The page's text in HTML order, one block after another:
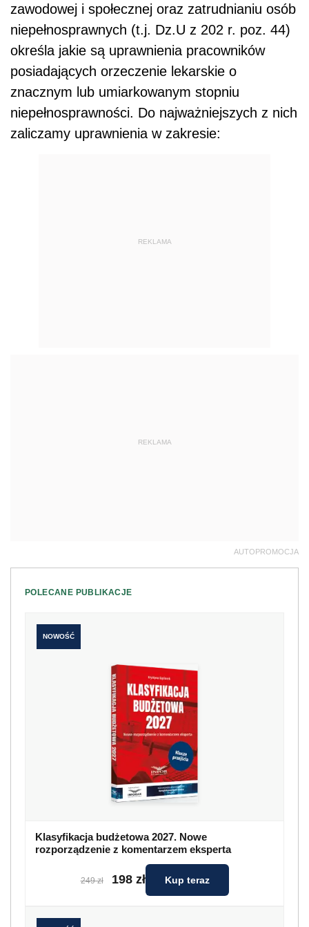
zawodowej i społecznej oraz zatrudnianiu osób
niepełnosprawnych (t.j. Dz.U z 202 r. poz. 44)
określa jakie są uprawnienia pracowników
posiadających orzeczenie lekarskie o
znacznym lub umiarkowanym stopniu
niepełnosprawności. Do najważniejszych z nich
zaliczamy uprawnienia w zakresie:
REKLAMA
REKLAMA
AUTOPROMOCJA
POLECANE PUBLIKACJE
NOWOŚĆ
Klasyfikacja budżetowa 2027. Nowe
rozporządzenie z komentarzem eksperta
249 zł 198 zł Kup teraz